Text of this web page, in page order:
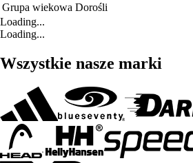
Grupa wiekowa Dorośli
Loading...
Loading...
Wszystkie nasze marki